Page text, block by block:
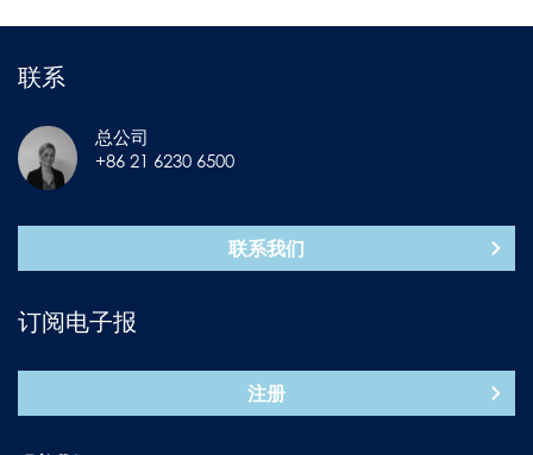
联系
总公司
+86 21 6230 6500
联系我们
订阅电子报
注册